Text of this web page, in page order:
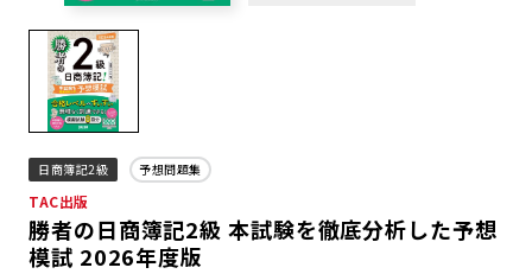
日商簿記2級 予想問題集
TAC出版
勝者の日商簿記2級 本試験を徹底分析した予想
模試 2026年度版